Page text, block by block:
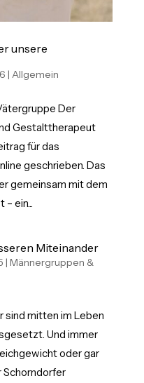
unsere
| Allgemein
Der
Gestalttherapeut
für das
geschrieben. Das
gemeinsam mit dem
ein...
Miteinander
| Männergruppen &
sind mitten im Leben
Und immer
oder gar
Schorndorfer